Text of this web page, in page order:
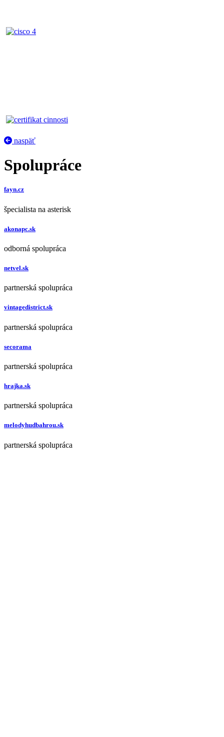
naspäť
Spolupráce
fayn.cz
špecialista na asterisk
akonapc.sk
odborná spolupráca
netvel.sk
partnerská spolupráca
vintagedistrict.sk
partnerská spolupráca
secorama
partnerská spolupráca
hrajka.sk
partnerská spolupráca
melodyhudbahrou.sk
partnerská spolupráca